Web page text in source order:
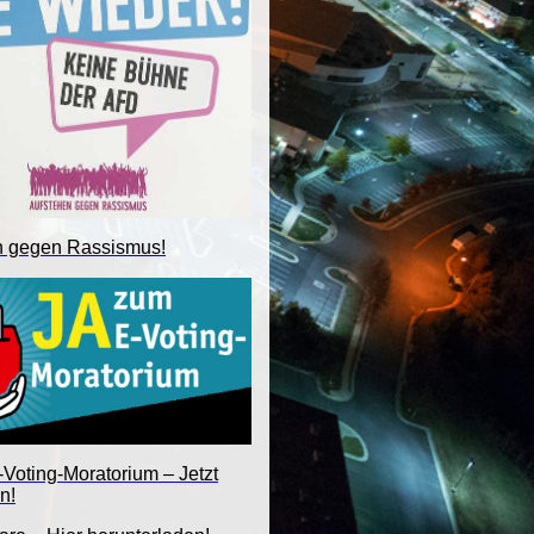
gegen Rassismus!
Moratorium – Jetzt